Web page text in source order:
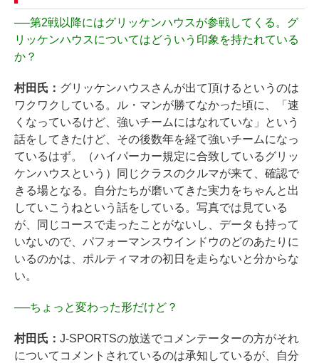
──第2戦以降にはグリッケンハウスが参戦してくる。グ
リッケンハウスについてはどういう印象を持たれている
か？
村田氏： グリッケンハウスさんが出て頂けるというのは
ワクワクしている。ル・マンが勝てなかった頃に、「速
くなっているけど、強いチームにはなれていな」という
話をしてきたけど、その後数年を経て強いチームになっ
ているはず。（ハイパーカー規定に合致しているグリッ
ケンハウスという）同じクラスのクルマが来て、確認で
きる場となる。自分たちが磨いてきた実力をちゃんと出
していこうねという話をしている。写真では見ている
が、同じコースで走ったことがないし、データも持って
いないので、パフォーマンスウインドウのどのあたりに
いるのかは、ポルティマオの初日を走らないと分からな
い。
──ちょっと変わった形だけど？
村田氏： J-SPORTSの放送でコメンテーターの方がそれ
についてコメントされているのは承知しているが、自分